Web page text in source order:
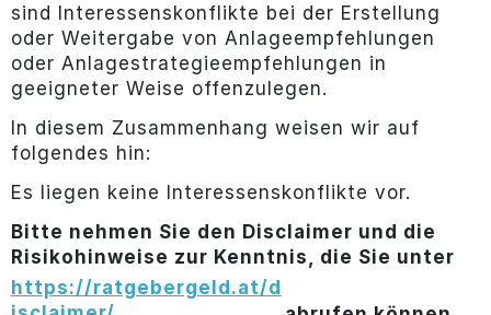
sind Interessenskonflikte bei der Erstellung
oder Weitergabe von Anlageempfehlungen
oder Anlagestrategieempfehlungen in
geeigneter Weise offenzulegen.
In diesem Zusammenhang weisen wir auf
folgendes hin:
Es liegen keine Interessenskonflikte vor.
Bitte nehmen Sie den Disclaimer und die
Risikohinweise zur Kenntnis, die Sie unter
https://ratgebergeld.at/d